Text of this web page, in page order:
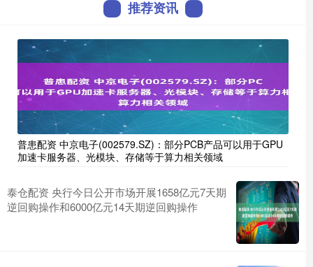
推荐资讯
普患配资 中京电子(002579.SZ)：部分PCB产品可以用于GPU
加速卡服务器、光模块、存储等于算力相关领域
泰仓配资 央行今日公开市场开展1658亿元7天期
逆回购操作和6000亿元14天期逆回购操作